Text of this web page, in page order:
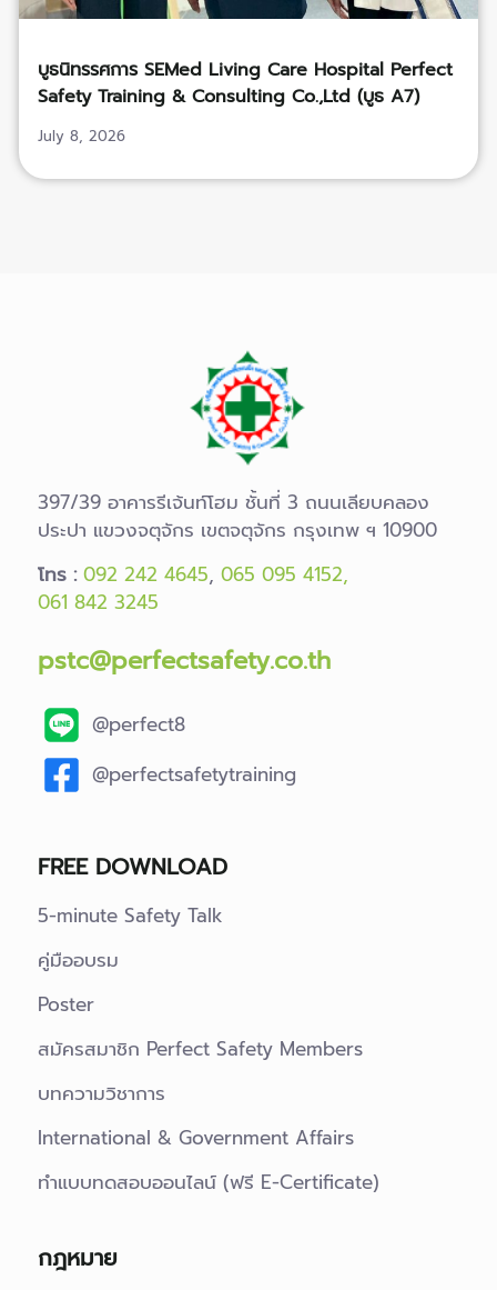
บูธนิทรรศการ SEMed Living Care Hospital Perfect
Safety Training & Consulting Co.,Ltd (บูธ A7)
July 8, 2026
397/39 อาคารรีเจ้นท์โฮม ชั้นที่ 3 ถนนเลียบคลอง
ประปา แขวงจตุจักร เขตจตุจักร กรุงเทพ ฯ 10900
โทร : 092 242 4645, 065 095 4152,
061 842 3245
pstc@perfectsafety.co.th
@perfect8
@perfectsafetytraining
FREE DOWNLOAD
5-minute Safety Talk
คู่มืออบรม
Poster
สมัครสมาชิก Perfect Safety Members
บทความวิชาการ
International & Government Affairs
ทำแบบทดสอบออนไลน์ (ฟรี E-Certificate)
กฎหมาย